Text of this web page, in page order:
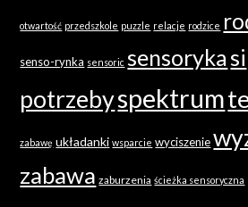
otwartość przedszkole puzzle relacje rodzice
senso-rynka sensoric sensorykasi
potrzebyspektrum
zabawę układanki wsparcie wyciszenie
zabawa zaburzenia ścieżka sensoryczna